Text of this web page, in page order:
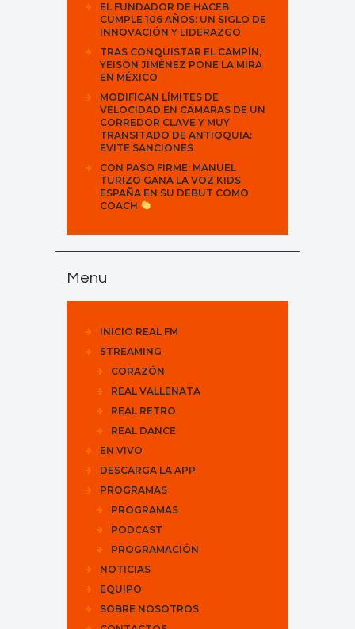
EL FUNDADOR DE HACEB
CUMPLE 106 AÑOS: UN SIGLO DE
INNOVACIÓN Y LIDERAZGO
TRAS CONQUISTAR EL CAMPÍN,
YEISON JIMÉNEZ PONE LA MIRA
EN MÉXICO
MODIFICAN LÍMITES DE
VELOCIDAD EN CÁMARAS DE UN
CORREDOR CLAVE Y MUY
TRANSITADO DE ANTIOQUIA:
EVITE SANCIONES
CON PASO FIRME: MANUEL
TURIZO GANA LA VOZ KIDS
ESPAÑA EN SU DEBUT COMO
COACH
Menu
INICIO REAL FM
STREAMING
CORAZÓN
REAL VALLENATA
REAL RETRO
REAL DANCE
EN VIVO
DESCARGA LA APP
PROGRAMAS
PROGRAMAS
PODCAST
PROGRAMACIÓN
NOTICIAS
EQUIPO
SOBRE NOSOTROS